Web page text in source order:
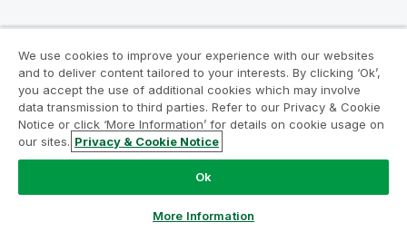
Juridiska avtal
Produktvillkor
Legal Policies
Legal Policies
Användningsvillkor
Varumärken
Do Not Share My Info
Copyright © 1993-2026 QlikTech International AB. Alla
We use cookies to improve your experience with our websites
and to deliver content tailored to your interests. By clicking ‘Ok’,
you accept the use of additional cookies which may involve
data transmission to third parties. Refer to our Privacy & Cookie
Notice or click ‘More Information’ for details on cookie usage on
our sites. Privacy & Cookie Notice
Ok
More Information